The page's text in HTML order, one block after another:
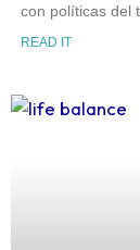
con políticas del
READ IT